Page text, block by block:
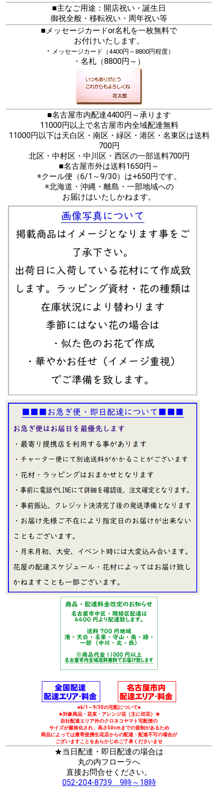
■主なご用途：開店祝い・誕生日
御祝全般・移転祝い・周年祝い等
■メッセージカードor名札を一枚無料で
お付けいたします。
・ メッセージカード（4400円～8800円程度）
・名札（8800円～）
■名古屋市内配達4400円～承ります
11000円以上で名古屋市内全域配達無料
11000円以下は天白区・南区・緑区・港区・名東区は送料
700円
北区・中村区・中川区・西区の一部送料700円
■名古屋市外は送料1650円～
※クール便（6/1～9/30）は+650円です。
※北海道・沖縄・離島・一部地域への
お届けはいたしかねます。
■6/1～9/30の宅配について■
★対象商品・花束・アレンジ花（主に切花）★
自社配達エリア外のクロネコヤマト宅配便の
サイズが厳格化され、高さ50cmまでの規制があるため
商品によっては最寄提携生花店からの配達・配達不可の場合が
ございますことをあらかじめご了承くださいませ
★当日配達・即日配達の場合は
丸の内フローラへ
直接お問合せください。
052-204-8739 9時～18時